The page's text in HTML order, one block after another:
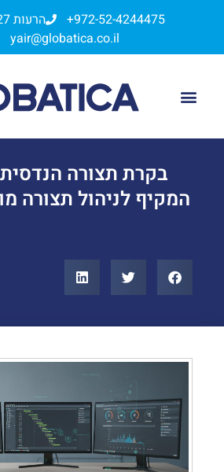
+972-52-4244475
הרעות 27 נתניה
yair@globatica.co.il
בקרת תצורה
המקיף לניהול תצורה